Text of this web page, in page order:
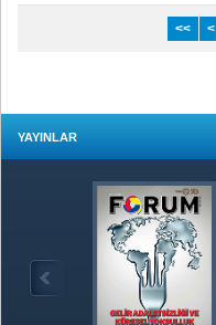
<< <
YAYINLAR